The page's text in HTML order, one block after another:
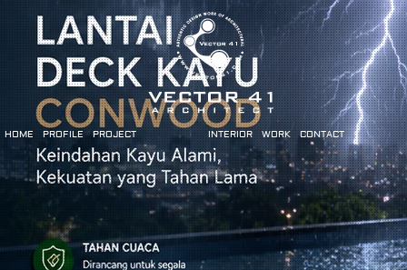
HOME PROFILE PROJECT INTERIOR WORK CONTACT